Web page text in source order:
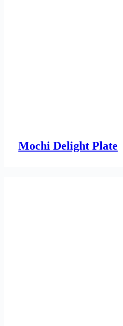
Mochi Delight Plate